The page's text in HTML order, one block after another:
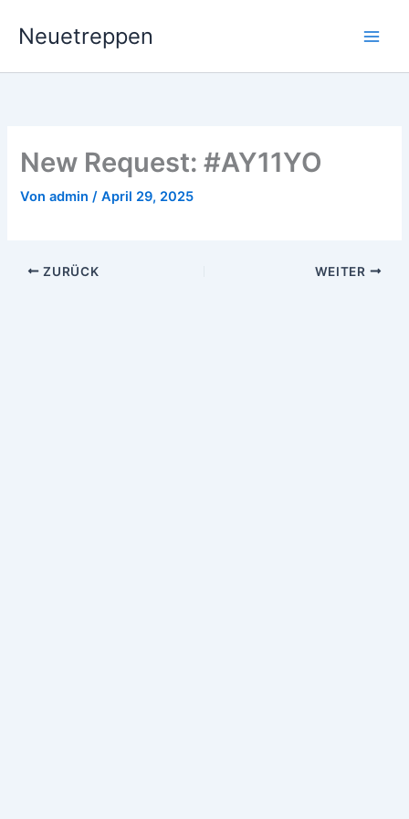
InhaltNeuetreppen
New Request: #AY11YO
Vonadmin/April 29, 2025
ZURÜCK WEITER